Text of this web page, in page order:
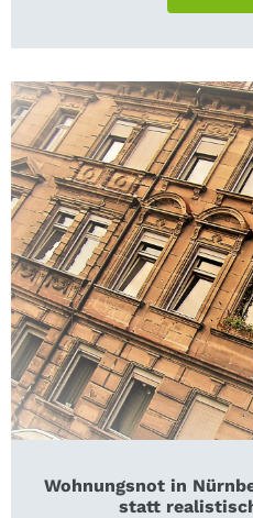
Wohnungsnot in
statt